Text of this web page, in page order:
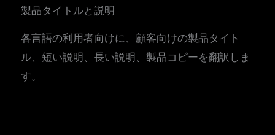
製品タイトルと説明
各言語の利用者向けに、顧客向けの製品タイト
ル、短い説明、長い説明、製品コピーを翻訳しま
す。